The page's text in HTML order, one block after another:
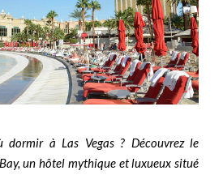
dormir à Las Vegas ? Découvrez le
un hôtel mythique et luxueux situé